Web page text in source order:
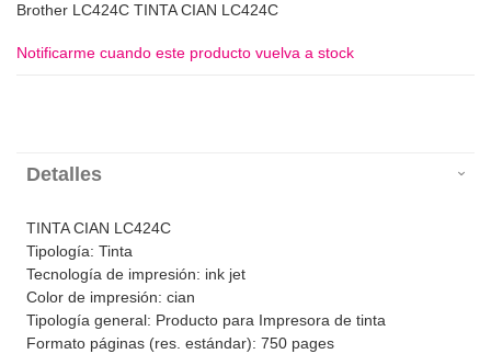
Brother LC424C TINTA CIAN LC424C
Notificarme cuando este producto vuelva a stock
Detalles
TINTA CIAN LC424C
Tipología: Tinta
Tecnología de impresión: ink jet
Color de impresión: cian
Tipología general: Producto para Impresora de tinta
Formato páginas (res. estándar): 750 pages